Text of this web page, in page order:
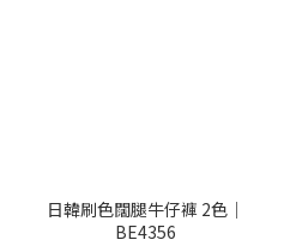
日韓刷色闊腿牛仔褲 2色｜
BE4356